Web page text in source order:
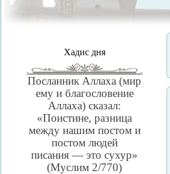
Хадис дня
Посланник Аллаха (мир
ему и благословение
Аллаха) сказал:
«Поистине, разница
между нашим постом и
постом людей
писания — это сухур»
(Муслим 2/770)